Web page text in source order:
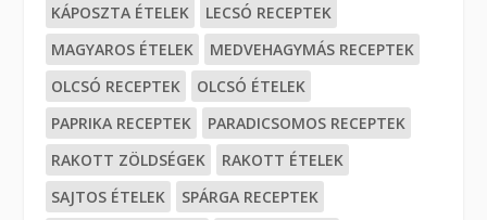
KÁPOSZTA ÉTELEK
LECSÓ RECEPTEK
MAGYAROS ÉTELEK
MEDVEHAGYMÁS RECEPTEK
OLCSÓ RECEPTEK
OLCSÓ ÉTELEK
PAPRIKA RECEPTEK
PARADICSOMOS RECEPTEK
RAKOTT ZÖLDSÉGEK
RAKOTT ÉTELEK
SAJTOS ÉTELEK
SPÁRGA RECEPTEK